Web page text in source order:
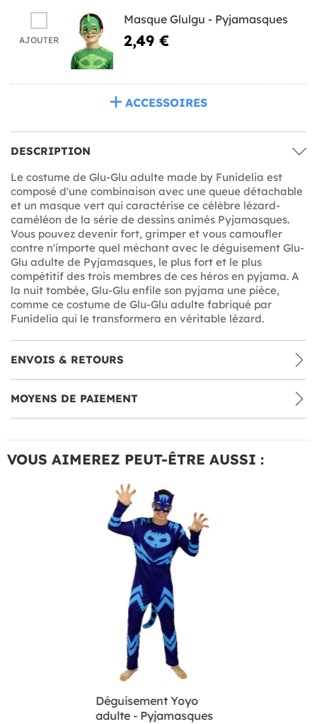
AJOUTER
Masque Glulgu - Pyjamasques
2,49 €
ACCESSOIRES
DESCRIPTION
Le costume de Glu-Glu adulte made by Funidelia est
composé d'une combinaison avec une queue détachable
et un masque vert qui caractérise ce célèbre lézard-
caméléon de la série de dessins animés Pyjamasques.
Vous pouvez devenir fort, grimper et vous camoufler
contre n'importe quel méchant avec le déguisement Glu-
Glu adulte de Pyjamasques, le plus fort et le plus
compétitif des trois membres de ces héros en pyjama. A
la nuit tombée, Glu-Glu enfile son pyjama une pièce,
comme ce costume de Glu-Glu adulte fabriqué par
Funidelia qui le transformera en véritable lézard.
ENVOIS & RETOURS
MOYENS DE PAIEMENT
VOUS AIMEREZ PEUT-ÊTRE AUSSI :
Déguisement Yoyo
adulte - Pyjamasques